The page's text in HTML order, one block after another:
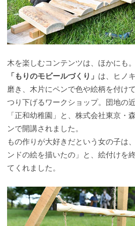
木を楽しむコンテンツは、ほかにも。
「もりのモビールづくり」 は、ヒノ
磨き、木片にペンで色や絵柄を付け
つり下げるワークショップ。団地の
「正和幼稚園」と、株式会社東京・
ンで開講されました。
もの作りが大好きだという女の子は
ンドの絵を描いたの」と、絵付けを
てくれました。